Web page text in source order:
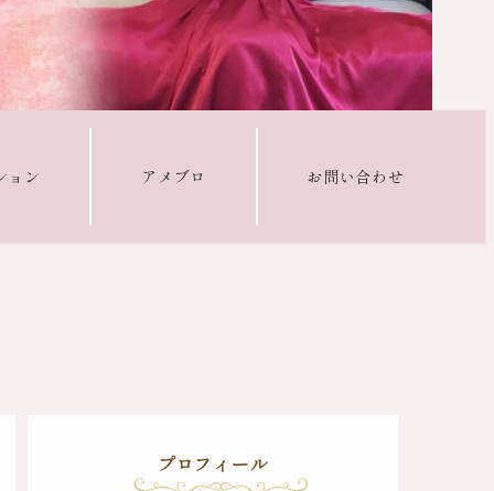
ョン アメブロ お問い合わせ
プロフィール